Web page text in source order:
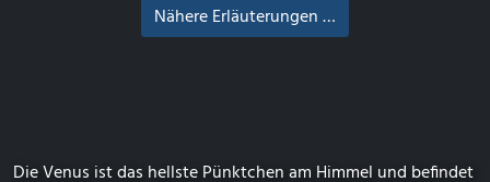
Nähere Erläuterungen …
Die Venus ist das hellste Pünktchen am Himmel und befindet